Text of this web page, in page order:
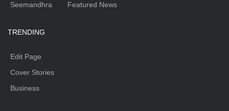
Seemandhra
Featured News
TRENDING
Edit Page
Cover Stories
Business